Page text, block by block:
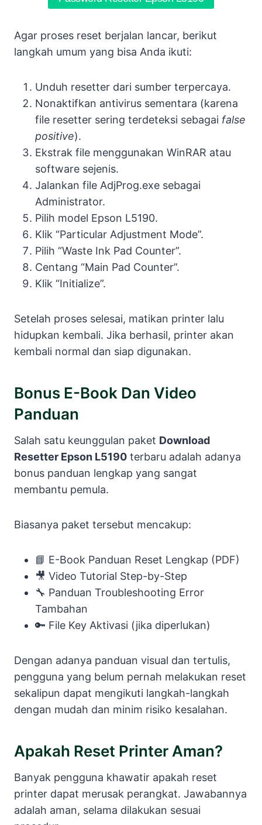
Agar proses reset berjalan lancar, berikut
langkah umum yang bisa Anda ikuti:
Unduh resetter dari sumber terpercaya.
Nonaktifkan antivirus sementara (karena
file resetter sering terdeteksi sebagai false
positive).
Ekstrak file menggunakan WinRAR atau
software sejenis.
Jalankan file AdjProg.exe sebagai
Administrator.
Pilih model Epson L5190.
Klik “Particular Adjustment Mode”.
Pilih “Waste Ink Pad Counter”.
Centang “Main Pad Counter”.
Klik “Initialize”.
Setelah proses selesai, matikan printer lalu
hidupkan kembali. Jika berhasil, printer akan
kembali normal dan siap digunakan.
Bonus E-Book Dan Video
Panduan
Salah satu keunggulan paket Download
Resetter Epson L5190 terbaru adalah adanya
bonus panduan lengkap yang sangat
membantu pemula.
Biasanya paket tersebut mencakup:
📘 E-Book Panduan Reset Lengkap (PDF)
🎥 Video Tutorial Step-by-Step
🔧 Panduan Troubleshooting Error
Tambahan
🔑 File Key Aktivasi (jika diperlukan)
Dengan adanya panduan visual dan tertulis,
pengguna yang belum pernah melakukan reset
sekalipun dapat mengikuti langkah-langkah
dengan mudah dan minim risiko kesalahan.
Apakah Reset Printer Aman?
Banyak pengguna khawatir apakah reset
printer dapat merusak perangkat. Jawabannya
adalah aman, selama dilakukan sesuai